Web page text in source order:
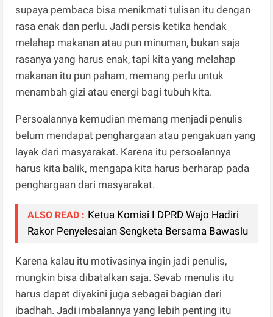
supaya pembaca bisa menikmati tulisan itu dengan
rasa enak dan perlu. Jadi persis ketika hendak
melahap makanan atau pun minuman, bukan saja
rasanya yang harus enak, tapi kita yang melahap
makanan itu pun paham, memang perlu untuk
menambah gizi atau energi bagi tubuh kita.
Persoalannya kemudian memang menjadi penulis
belum mendapat penghargaan atau pengakuan yang
layak dari masyarakat. Karena itu persoalannya
harus kita balik, mengapa kita harus berharap pada
penghargaan dari masyarakat.
ALSO READ : Ketua Komisi I DPRD Wajo Hadiri
Rakor Penyelesaian Sengketa Bersama Bawaslu
Karena kalau itu motivasinya ingin jadi penulis,
mungkin bisa dibatalkan saja. Sevab menulis itu
harus dapat diyakini juga sebagai bagian dari
ibadhah. Jadi imbalannya yang lebih penting itu